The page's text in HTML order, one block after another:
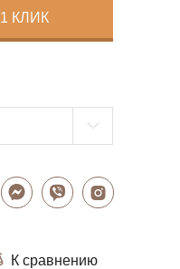
КЛИК
К сравнению